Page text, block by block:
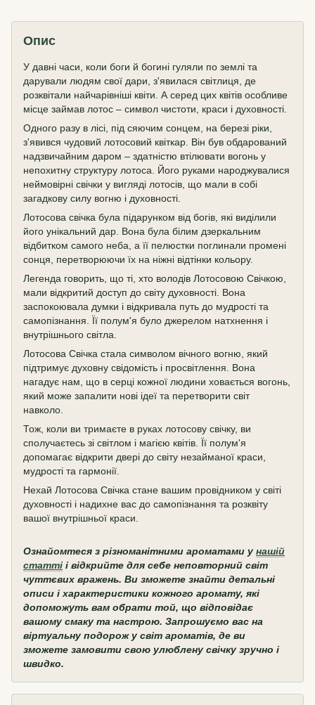
Опис
У давні часи, коли боги й богині гуляли по землі та
дарували людям свої дари, з'явилася світлиця, де
розквітали найчарівніші квіти. А серед цих квітів особливе
місце займав лотос – символ чистоти, краси і духовності.
Одного разу в лісі, під сяючим сонцем, на березі ріки,
з'явився чудовий лотосовий квіткар. Він був обдарований
надзвичайним даром – здатністю втілювати вогонь у
непохитну структуру лотоса. Його руками народжувалися
неймовірні свічки у вигляді лотосів, що мали в собі
загадкову силу вогню і духовності.
Лотосова свічка була підарунком від богів, які виділили
його унікальний дар. Вона була білим дзеркальним
відбитком самого неба, а її пелюстки поглинали промені
сонця, перетворюючи їх на ніжні відтінки кольору.
Легенда говорить, що ті, хто володів Лотосовою Свічкою,
мали відкритий доступ до світу духовності. Вона
заспокоювала думки і відкривала путь до мудрості та
самопізнання. Її полум'я було джерелом натхнення і
внутрішнього світла.
Лотосова Свічка стала символом вічного вогню, який
підтримує духовну свідомість і просвітлення. Вона
нагадує нам, що в серці кожної людини ховається вогонь,
який може запалити нові ідеї та перетворити світ
навколо.
Тож, коли ви тримаєте в руках лотосову свічку, ви
сполучаєтесь зі світлом і магією квітів. Її полум'я
допомагає відкрити двері до світу незайманої краси,
мудрості та гармонії.
Нехай Лотосова Свічка стане вашим провідником у світі
духовності і надихне вас до самопізнання та розквіту
вашої внутрішньої краси.
Ознайомтеся з різноманітними ароматами у нашій
статті і відкрийте для себе неповторний світ
чуттєвих вражень. Ви зможете знайти детальні
описи і характеристики кожного аромату, які
допоможуть вам обрати той, що відповідає
вашому смаку та настрою. Запрошуємо вас на
віртуальну подорож у світ ароматів, де ви
зможете замовити свою улюблену свічку зручно і
швидко.